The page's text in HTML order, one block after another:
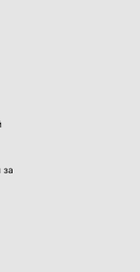
за